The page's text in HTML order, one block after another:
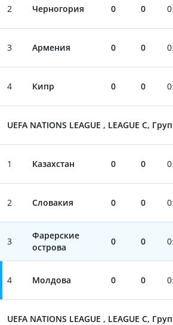
2 Черногория 0 0 0:
3 Армения 0 0 0:
4 Кипр 0 0 0:
UEFA NATIONS LEAGUE , LEAGUE C,
1 Казахстан 0 0 0:
2 Словакия 0 0 0:
3
Фарерские
острова
0 0 0:
4 Молдова 0 0 0:
UEFA NATIONS LEAGUE , LEAGUE C,